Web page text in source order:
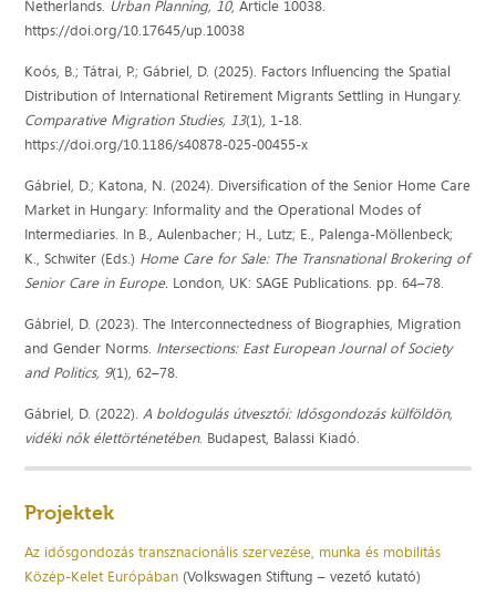
Netherlands. Urban Planning, 10, Article 10038.
https://doi.org/10.17645/up.10038
Koós, B.; Tátrai, P.; Gábriel, D. (2025). Factors Influencing the Spatial
Distribution of International Retirement Migrants Settling in Hungary.
Comparative Migration Studies, 13(1), 1-18.
https://doi.org/10.1186/s40878-025-00455-x
Gábriel, D.; Katona, N. (2024). Diversification of the Senior Home Care
Market in Hungary: Informality and the Operational Modes of
Intermediaries. In B., Aulenbacher; H., Lutz; E., Palenga-Möllenbeck;
K., Schwiter (Eds.) Home Care for Sale: The Transnational Brokering of
Senior Care in Europe. London, UK: SAGE Publications. pp. 64–78.
Gábriel, D. (2023). The Interconnectedness of Biographies, Migration
and Gender Norms. Intersections: East European Journal of Society
and Politics, 9(1), 62–78.
Gábriel, D. (2022).A boldogulás útvesztői: Idősgondozás külföldön,
vidéki nők élettörténetében. Budapest, Balassi Kiadó.
Projektek
Az idősgondozás transznacionális szervezése, munka és mobilitás
Közép-Kelet Európában (Volkswagen Stiftung – vezető kutató)